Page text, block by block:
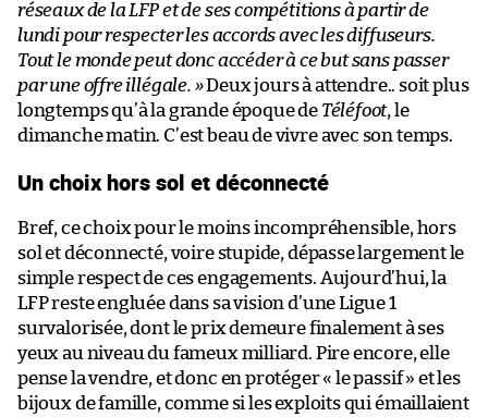
réseaux de la LFP et de ses compétitions à partir de
lundi pour respecter les accords avec les diffuseurs.
Tout le monde peut donc accéder à ce but sans passer
par une offre illégale. »Deux jours à attendre.. soit plus
longtemps qu’à la grande époque de Téléfoot, le
dimanche matin. C’est beau de vivre avec son temps.
Un choix hors sol et déconnecté
Bref, ce choix pour le moins incompréhensible, hors
sol et déconnecté, voire stupide, dépasse largement le
simple respect de ces engagements. Aujourd’hui, la
LFP reste engluée dans sa vision d’une Ligue 1
survalorisée, dont le prix demeure finalement à ses
yeux au niveau du fameux milliard. Pire encore, elle
pense la vendre, et donc en protéger « le passif » et les
bijoux de famille, comme si les exploits qui émaillaient